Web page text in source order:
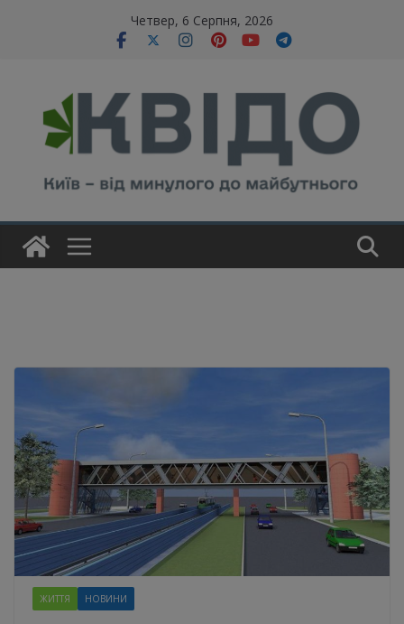
Четвер, 6 Серпня, 2026
ЖИТТЯ НОВИНИ
modal-check